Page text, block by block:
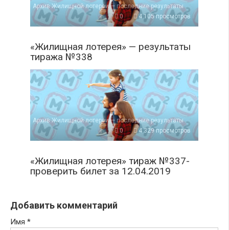
Архив Жилищной лотереи — последние результаты
0
4 105 просмотров
«Жилищная лотерея» — результаты
тиража №338
Архив Жилищной лотереи — последние результаты
0
4 329 просмотров
«Жилищная лотерея» тираж №337-
проверить билет за 12.04.2019
Добавить комментарий
Имя *